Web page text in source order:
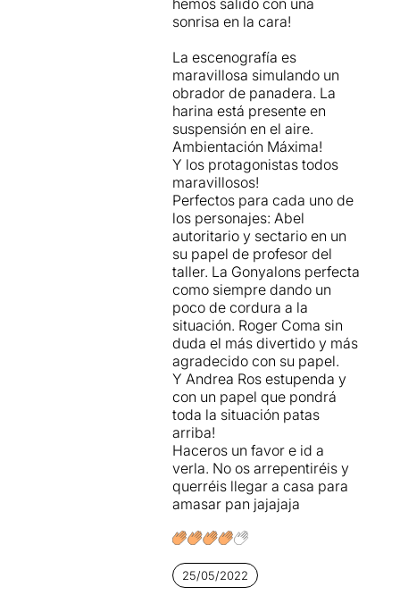
hemos salido con una
sonrisa en la cara!
La escenografía es
maravillosa simulando un
obrador de panadera. La
harina está presente en
suspensión en el aire.
Ambientación Máxima!
Y los protagonistas todos
maravillosos!
Perfectos para cada uno de
los personajes: Abel
autoritario y sectario en un
su papel de profesor del
taller. La Gonyalons perfecta
como siempre dando un
poco de cordura a la
situación. Roger Coma sin
duda el más divertido y más
agradecido con su papel.
Y Andrea Ros estupenda y
con un papel que pondrá
toda la situación patas
arriba!
Haceros un favor e id a
verla. No os arrepentiréis y
querréis llegar a casa para
amasar pan jajajaja
25/05/2022